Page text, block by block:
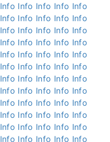
Info Info Info Info Info
Info Info Info Info Info
Info Info Info Info Info
Info Info Info Info Info
Info Info Info Info Info
Info Info Info Info Info
Info Info Info Info Info
Info Info Info Info Info
Info Info Info Info Info
Info Info Info Info Info
Info Info Info Info Info
Info Info Info Info Info